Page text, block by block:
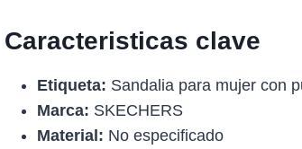
Caracteristicas clave
Etiqueta: Sandalia para mujer con
Marca: SKECHERS
Material: No especificado